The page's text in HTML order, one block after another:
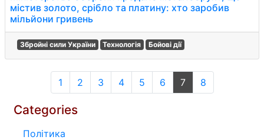
містив золото, срібло та платину: хто заробив
мільйони гривень
Збройні сили України Технологія Бойові дії
1 2 3 4 5 6 7 8
Categories
Політика